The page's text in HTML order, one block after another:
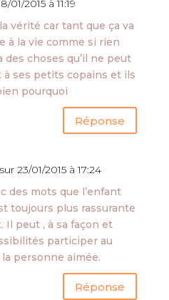
01/2015 à 11:19
vérité car tant que ça va
à la vie comme si rien
des choses qu’il ne peut
à ses petits copains et ils
pourquoi
Réponse
sur 23/01/2015 à 17:24
des mots que l’enfant
toujours plus rassurante
Il peut , à sa façon et
participer au
personne aimée.
Réponse